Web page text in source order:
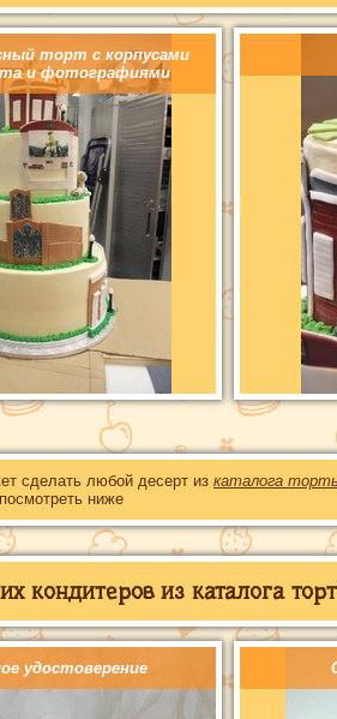
торт с корпусами
и фотографиями
сделать любой десерт из каталога
ниже
кондитеров из каталога
удостоверение